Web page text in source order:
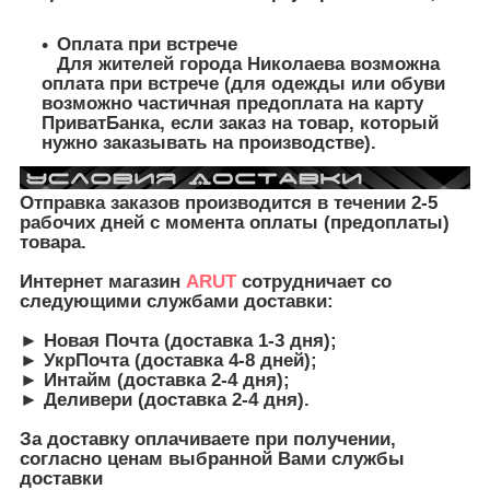
Оплата при встрече
Для жителей города Николаева возможна
оплата при встрече (для одежды или обуви
возможно частичная предоплата на карту
ПриватБанка, если заказ на товар, который
нужно заказывать на производстве).
Отправка заказов производится в течении 2-5
рабочих дней с момента оплаты (предоплаты)
товара.
Интернет магазин ARUTсотрудничает со
следующими службами доставки:
► Новая Почта (доставка 1-3 дня);
► УкрПочта (доставка 4-8 дней);
► Интайм (доставка 2-4 дня);
► Деливери (доставка 2-4 дня).
За доставку оплачиваете при получении,
согласно ценам выбранной Вами службы
доставки